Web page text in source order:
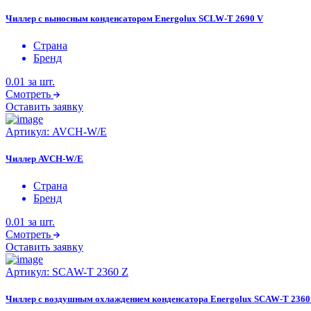
Чиллер с выносным конденсатором Energolux SCLW-T 2690 V
Страна
Бренд
0.01 за шт.
Смотреть
Оставить заявку
Артикул: AVCH-W/E
Чиллер AVCH-W/E
Страна
Бренд
0.01 за шт.
Смотреть
Оставить заявку
Артикул: SCAW-T 2360 Z
Чиллер с воздушным охлаждением конденсатора Energolux SCAW-T